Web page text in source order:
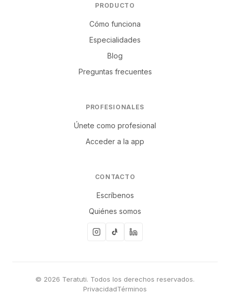
PRODUCTO
Cómo funciona
Especialidades
Blog
Preguntas frecuentes
PROFESIONALES
Únete como profesional
Acceder a la app
CONTACTO
Escríbenos
Quiénes somos
© 2026 Teratuti. Todos los derechos reservados.
PrivacidadTérminos